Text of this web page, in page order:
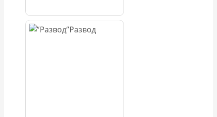
Развод